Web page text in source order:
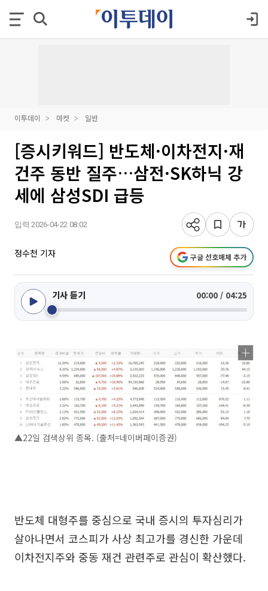
이투데이 마켓 일반
[증시키워드] 반도체·이차전지·재
건주 동반 질주…삼전·SK하닉 강
세에 삼성SDI 급등
입력 2026-04-22 08:02
정수천 기자 구글 선호매체 추가
기사 듣기 00:00 / 04:25
▲22일 검색상위 종목. (출처=네이버페이증권)
반도체 대형주를 중심으로 국내 증시의 투자심리가
살아나면서 코스피가 사상 최고가를 경신한 가운데
이차전지주와 중동 재건 관련주로 관심이 확산했다.